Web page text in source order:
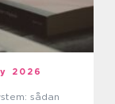
2026
sådan